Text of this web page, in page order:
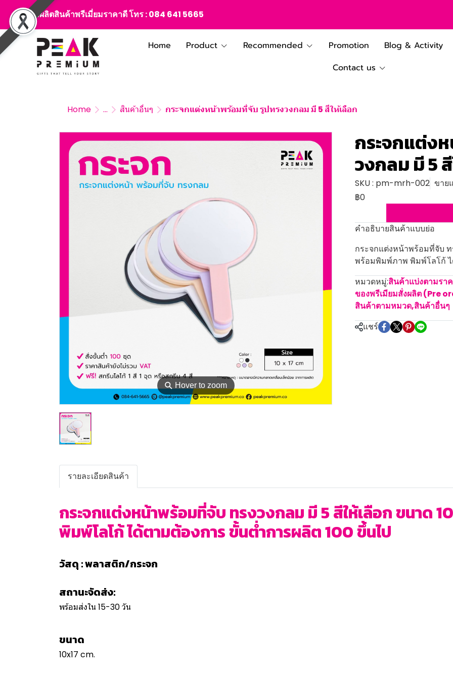
สั่งผลิตสินค้าพรีเมี่ยมราคาดี โทร :084 641 5665
Home Product Recommended Promotion Blog & Activity
Contact us
Home ... สินค้าอื่นๆ กระจกแต่งหน้าพร้อมที่จับ รูปทรงวงกลม มี 5 สีให้เลือก
⚲Hover to zoom
กระจกแต่ง
วงกลม มี 5
SKU : pm-mrh-002 ขาย
฿0
คำอธิบายสินค้าแบบย่อ
กระจกแต่งหน้าพร้อมที่จับ ท
พร้อมพิมพ์ภาพ พิมพ์โลโก้ ไ
หมวดหมู่:สินค้าแบ่งตามรา
ของพรีเมียมสั่งผลิต (Pre
สินค้าตามหมวด,สินค้าอื่นๆ
แชร์
รายละเอียดสินค้า
กระจกแต่งหน้าพร้อมที่จับ ทรงวงกลม มี 5 สีให้เลือก ขนาด
พิมพ์โลโก้ ได้ตามต้องการ ขั้นต่ำการผลิต 100 ขึ้นไป
วัสดุ : พลาสติก/กระจก
สถานะจัดส่ง:
พร้อมส่งใน 15-30 วัน
ขนาด
10x17 cm.